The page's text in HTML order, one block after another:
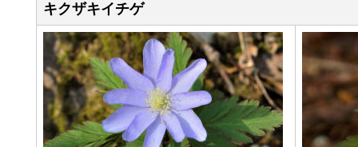
キクザキイチゲ